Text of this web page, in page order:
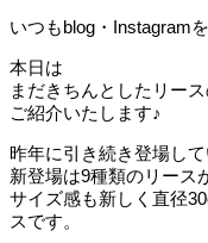
いつもblog・Instagram
本日は
まだきちんとしたリー
ご紹介いたします♪
昨年に引き続き登場し
新登場は9種類のリース
サイズ感も新しく直径
スです。